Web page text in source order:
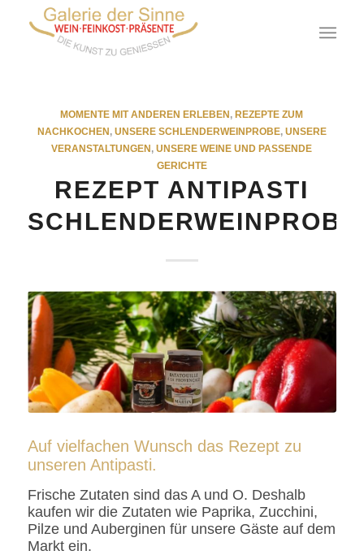
MOMENTE MIT ANDEREN ERLEBEN,REZEPTE ZUM
NACHKOCHEN, UNSERE SCHLENDERWEINPROBE, UNSERE
VERANSTALTUNGEN,UNSERE WEINE UND PASSENDE
GERICHTE
REZEPT ANTIPASTI
SCHLENDERWEINPROBE
Auf vielfachen Wunsch das Rezept zu
unseren Antipasti.
Frische Zutaten sind das A und O. Deshalb
kaufen wir die Zutaten wie Paprika, Zucchini,
Pilze und Auberginen für unsere Gäste auf dem
Markt ein.